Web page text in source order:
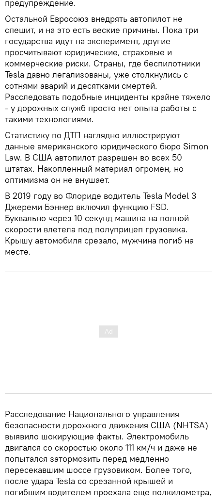
предупреждение.
Остальной Евросоюз внедрять автопилот не
спешит, и на это есть веские причины. Пока три
государства идут на эксперимент, другие
просчитывают юридические, страховые и
коммерческие риски. Страны, где беспилотники
Tesla давно легализованы, уже столкнулись с
сотнями аварий и десятками смертей.
Расследовать подобные инциденты крайне тяжело
- у дорожных служб просто нет опыта работы с
такими технологиями.
Статистику по ДТП наглядно иллюстрируют
данные американского юридического бюро Simon
Law. В США автопилот разрешен во всех 50
штатах. Накопленный материал огромен, но
оптимизма он не внушает.
В 2019 году во Флориде водитель Tesla Model 3
Джереми Бэннер включил функцию FSD.
Буквально через 10 секунд машина на полной
скорости влетела под полуприцеп грузовика.
Крышу автомобиля срезало, мужчина погиб на
месте.
Расследование Национального управления
безопасности дорожного движения США (NHTSA)
выявило шокирующие факты. Электромобиль
двигался со скоростью около 111 км/ч и даже не
попытался затормозить перед медленно
пересекавшим шоссе грузовиком. Более того,
после удара Tesla со срезанной крышей и
погибшим водителем проехала еще полкилометра,